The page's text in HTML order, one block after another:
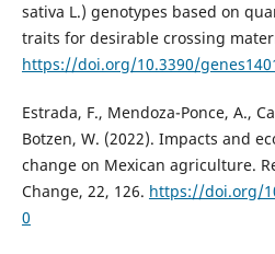
sativa L.) genotypes based on
traits for desirable crossing
https://doi.org/10.3390/
Estrada, F., Mendoza-Ponce, A.,
Botzen, W. (2022). Impacts and
change on Mexican agriculture.
Change, 22, 126. https://doi.org/
0